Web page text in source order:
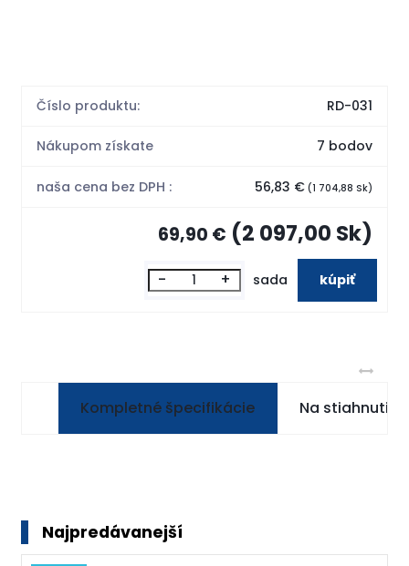
Číslo produktu: RD-031
Nákupom získate 7 bodov
naša cena bez DPH : 56,83 €(1 704,88 Sk)
69,90 € (2 097,00 Sk)
- + sada
Kompletné špecifikácie Na stiahnutie
Najpredávanejší